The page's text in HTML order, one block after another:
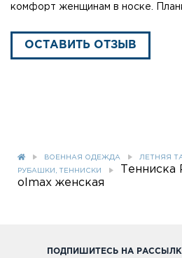
комфорт женщинам в носке.
ОСТАВИТЬ ОТЗЫВ
ВОЕННАЯ ОДЕЖДА ЛЕТНЯЯ
РУБАШКИ, ТЕННИСКИ
Тенниска
olmax женская
ПОДПИШИТЕСЬ НА